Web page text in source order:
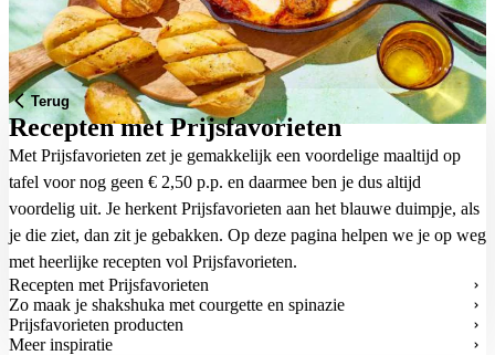
Terug
Recepten met Prijsfavorieten
Met Prijsfavorieten zet je gemakkelijk een voordelige maaltijd op
tafel voor nog geen € 2,50 p.p. en daarmee ben je dus altijd
voordelig uit. Je herkent Prijsfavorieten aan het blauwe duimpje, als
je die ziet, dan zit je gebakken. Op deze pagina helpen we je op weg
met heerlijke recepten vol Prijsfavorieten.
Recepten met Prijsfavorieten
Zo maak je shakshuka met courgette en spinazie
Prijsfavorieten producten
Meer inspiratie